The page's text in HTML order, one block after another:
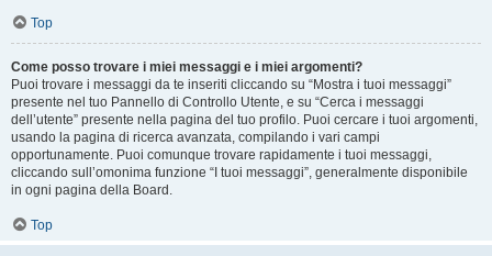
Top
Come posso trovare i miei messaggi e i miei argomenti?
Puoi trovare i messaggi da te inseriti cliccando su “Mostra i tuoi messaggi”
presente nel tuo Pannello di Controllo Utente, e su “Cerca i messaggi
dell’utente” presente nella pagina del tuo profilo. Puoi cercare i tuoi argomenti,
usando la pagina di ricerca avanzata, compilando i vari campi
opportunamente. Puoi comunque trovare rapidamente i tuoi messaggi,
cliccando sull’omonima funzione “I tuoi messaggi”, generalmente disponibile
in ogni pagina della Board.
Top